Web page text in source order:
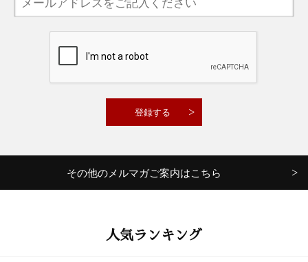
その他のメルマガご案内はこちら
人気ランキング